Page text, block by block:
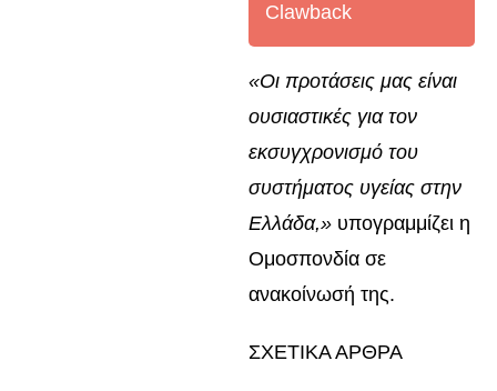
Clawback
«Οι προτάσεις μας είναι
ουσιαστικές για τον
εκσυγχρονισμό του
συστήματος υγείας στην
Ελλάδα,» υπογραμμίζει η
Ομοσπονδία σε
ανακοίνωσή της.
ΣΧΕΤΙΚΑ ΑΡΘΡΑ